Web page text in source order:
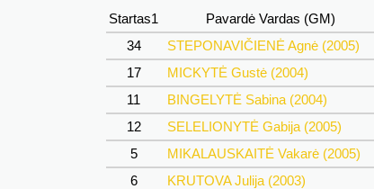
Startas1 Pavardė Vardas (GM)
34
STEPONAVIČIENĖ Agnė (2005)
17
MICKYTĖ Gustė (2004)
11
BINGELYTĖ Sabina (2004)
12
SELELIONYTĖ Gabija (2005)
5
MIKALAUSKAITĖ Vakarė (2005)
6
KRUTOVA Julija (2003)